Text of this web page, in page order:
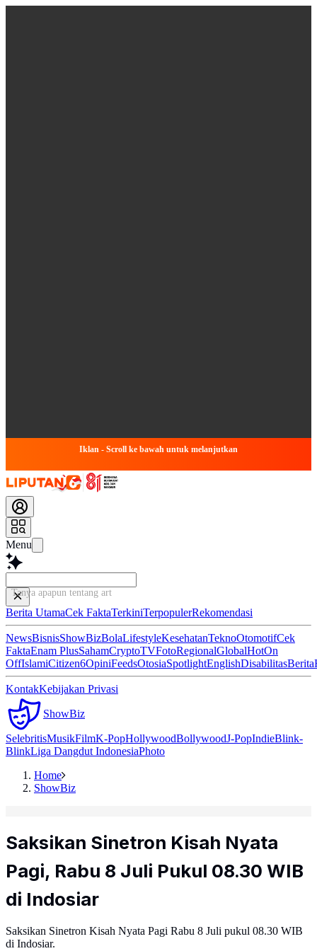
Iklan - Scroll ke bawah untuk melanjutkan
Menu
Tanya apapun tentang artikel ini
Berita UtamaCek FaktaTerkiniTerpopulerRekomendasi
NewsBisnisShowBizBolaLifestyleKesehatanTeknoOtomotifCek
FaktaEnam PlusSahamCryptoTVFotoRegionalGlobalHotOn
OffIslamiCitizen6OpiniFeedsOtosiaSpotlightEnglishDisabilitasBerita
KontakKebijakan Privasi
ShowBiz
SelebritisMusikFilmK-PopHollywoodBollywoodJ-PopIndieBlink-
BlinkLiga Dangdut IndonesiaPhoto
Home
ShowBiz
Saksikan Sinetron Kisah Nyata
Pagi, Rabu 8 Juli Pukul 08.30 WIB
di Indosiar
Saksikan Sinetron Kisah Nyata Pagi Rabu 8 Juli pukul 08.30 WIB
di Indosiar.